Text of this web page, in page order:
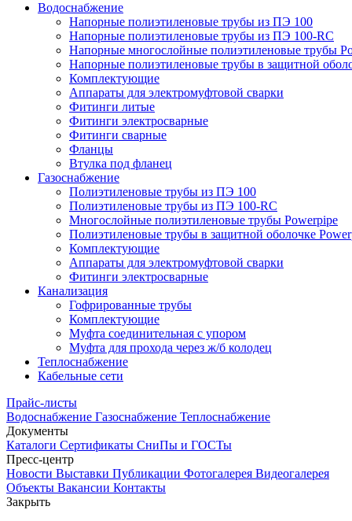
Водоснабжение
Напорные полиэтиленовые трубы из ПЭ 100
Напорные полиэтиленовые трубы из ПЭ 100-RC
Напорные многослойные полиэтиленовые трубы
Напорные полиэтиленовые трубы в защитной
Комплектующие
Аппараты для электромуфтовой сварки
Фитинги литые
Фитинги электросварные
Фитинги сварные
Фланцы
Втулка под фланец
Газоснабжение
Полиэтиленовые трубы из ПЭ 100
Полиэтиленовые трубы из ПЭ 100-RC
Многослойные полиэтиленовые трубы Powerpipe
Полиэтиленовые трубы в защитной оболочке
Комплектующие
Аппараты для электромуфтовой сварки
Фитинги электросварные
Канализация
Гофрированные трубы
Комплектующие
Муфта соединительная с упором
Муфта для прохода через ж/б колодец
Теплоснабжение
Кабельные сети
Прайс-листы
Водоснабжение Газоснабжение Теплоснабжение
Документы
Каталоги Сертификаты СниПы и ГОСТы
Пресс-центр
Новости Выставки Публикации Фотогалерея Видеогалерея
Объекты Вакансии Контакты
Закрыть